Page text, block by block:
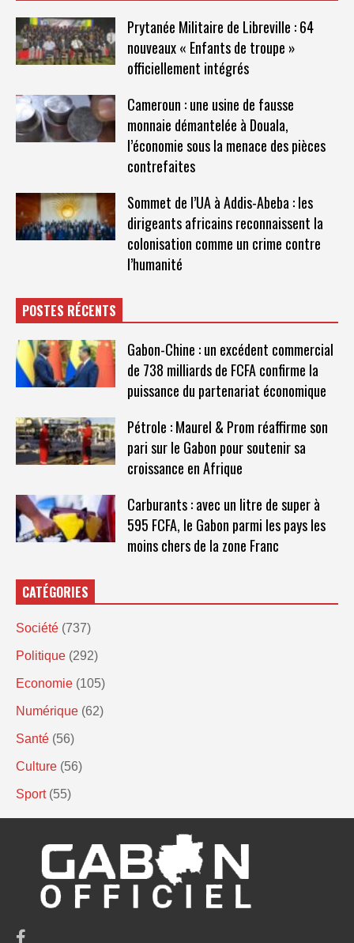
Prytanée Militaire de Libreville : 64
nouveaux « Enfants de troupe »
officiellement intégrés
Cameroun : une usine de fausse
monnaie démantelée à Douala,
l’économie sous la menace des pièces
contrefaites
Sommet de l’UA à Addis-Abeba : les
dirigeants africains reconnaissent la
colonisation comme un crime contre
l’humanité
POSTES RÉCENTS
Gabon-Chine : un excédent commercial
de 738 milliards de FCFA confirme la
puissance du partenariat économique
Pétrole : Maurel & Prom réaffirme son
pari sur le Gabon pour soutenir sa
croissance en Afrique
Carburants : avec un litre de super à
595 FCFA, le Gabon parmi les pays les
moins chers de la zone Franc
CATÉGORIES
Société (737)
Politique (292)
Economie (105)
Numérique (62)
Santé (56)
Culture (56)
Sport (55)